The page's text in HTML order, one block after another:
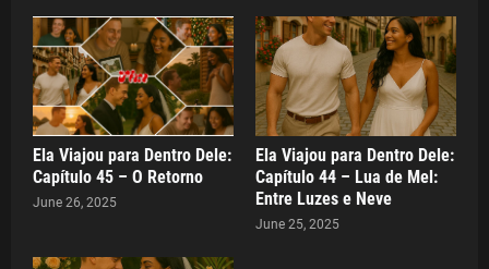
Ela Viajou para Dentro Dele:
Capítulo 45 – O Retorno
June 26, 2025
Ela Viajou para Dentro Dele:
Capítulo 44 – Lua de Mel:
Entre Luzes e Neve
June 25, 2025